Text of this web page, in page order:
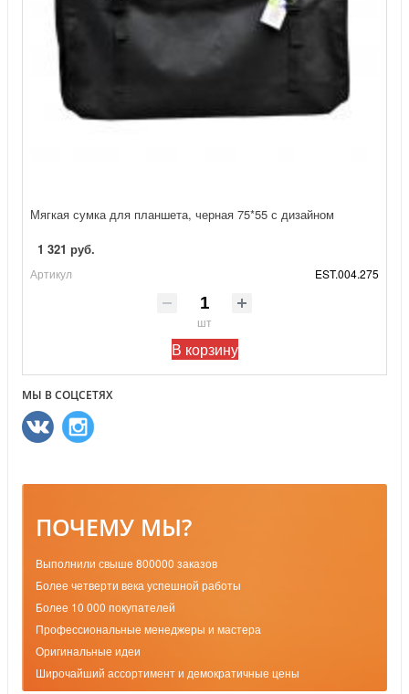
Мягкая сумка для планшета, черная 75*55 с дизайном
1 321 руб.
Артикул EST.004.275
шт
В корзину
МЫ В СОЦСЕТЯХ
ПОЧЕМУ МЫ?
Выполнили свыше 800000 заказов
Более четверти века успешной работы
Более 10 000 покупателей
Профессиональные менеджеры и мастера
Оригинальные идеи
Широчайший ассортимент и демократичные цены